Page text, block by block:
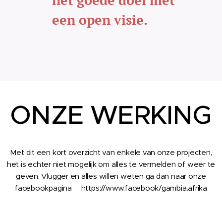
een open visie.
ONZE WERKING
Met dit een kort overzicht van enkele van onze projecten,
het is echter niet mogelijk om alles te vermelden of weer te
geven. Vlugger en alles willen weten ga dan naar onze
facebookpagina https://www.facebook/gambia.afrika